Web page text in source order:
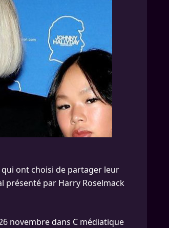
ont choisi de partager leur
présenté par Harry Roselmack
novembre dans C médiatique